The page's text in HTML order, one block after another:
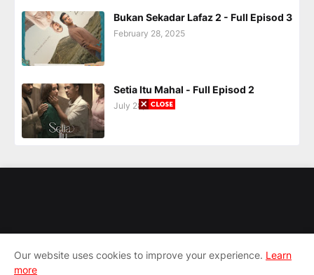
Bukan Sekadar Lafaz 2 - Full Episod 3
February 28, 2025
Setia Itu Mahal - Full Episod 2
July 28, 2025
Our website uses cookies to improve your experience. Learn
more